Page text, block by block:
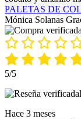
PALETAS DE
Mónica Solanas
5/5
Hace 3 meses